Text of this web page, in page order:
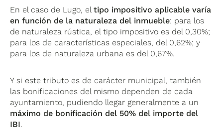
En el caso de Lugo, eltipo impositivo aplicable varía
en función de la naturaleza del inmueble: para los
de naturaleza rústica, el tipo impositivo es del 0,30%;
para los de características especiales, del 0,62%; y
para los de naturaleza urbana es del 0,67%.
Y si este tributo es de carácter municipal, también
las bonificaciones del mismo dependen de cada
ayuntamiento, pudiendo llegar generalmente a un
máximo de bonificación del 50% del importe del
IBI.